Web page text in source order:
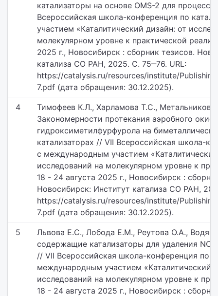
катализаторы на основе OMS-2 для процесса
Всероссийская школа-конференция по
участием «Каталитический дизайн: от
молекулярном уровне к практической
2025 г., Новосибирск : сборник тезисов.
катализа СО РАН, 2025. С. 75‒76. URL:
https://catalysis.ru/resources/institute/
7.pdf (дата обращения: 30.12.2025).
4
Тимофеев К.Л., Харламова Т.С.,
Закономерности протекания аэробного
гидроксиметилфурфурола на
катализаторах // VII Всероссийская школа-
с международным участием
исследований на молекулярном уровне к
18 - 24 августа 2025 г., Новосибирск :
Новосибирск: Институт катализа СО РАН,
https://catalysis.ru/resources/institute/
7.pdf (дата обращения: 30.12.2025).
5
Львова Е.С., Лобода Е.М., Реутова О.А.,
содержащие катализаторы для удаления
// VII Всероссийская школа-конференция по
международным участием «Каталитический
исследований на молекулярном уровне к
18 - 24 августа 2025 г., Новосибирск :